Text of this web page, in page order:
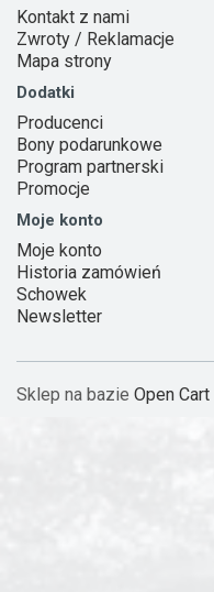
Kontakt z nami
Zwroty / Reklamacje
Mapa strony
Dodatki
Producenci
Bony podarunkowe
Program partnerski
Promocje
Moje konto
Moje konto
Historia zamówień
Schowek
Newsletter
Sklep na bazie Open Cart